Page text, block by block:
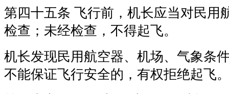
第四十五条 飞行前，机长应当对民用
检查；未经检查，不得起飞。
机长发现民用航空器、机场、气象条
不能保证飞行安全的，有权拒绝起飞